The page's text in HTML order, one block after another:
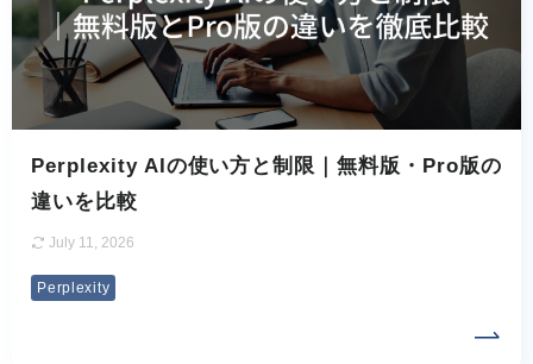
Perplexity AIの使い方と制限｜無料版・Pro版の
違いを比較
July 11, 2026
Perplexity